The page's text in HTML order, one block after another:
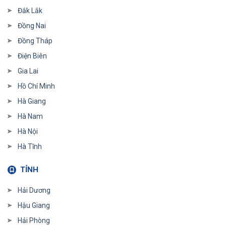
Đắk Lắk
Đồng Nai
Đồng Tháp
Điện Biên
Gia Lai
Hồ Chí Minh
Hà Giang
Hà Nam
Hà Nội
Hà Tĩnh
TỈNH
Hải Dương
Hậu Giang
Hải Phòng